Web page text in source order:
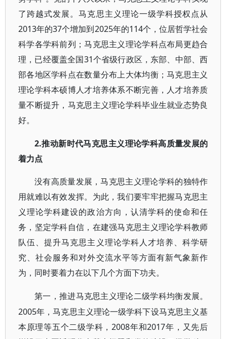
了跨越式发展。马克思主义理论一级学科授权点从
2013年的37个增加到2025年的114个，位居哲学社会
科学各学科前列；马克思主义理论学科点布局更趋合
理，已经覆盖全国31个省级行政区，东部、中部、西
部各地区学科点在数量分布上大体均衡；马克思主义
理论学科本硕博人才培养体系不断完善，人才培养质
量不断提升，马克思主义理论学科毕业生就业态势良
好。
2.推动新时代马克思主义理论学科高质量发展的
着力点
没有高质量发展，马克思主义理论学科的独特作
用就难以有效发挥。为此，我们要牢牢把握马克思主
义理论学科建设的政治方向，认清学科的使命和任
务，坚定学科自信，在建强马克思主义理论学科教师
队伍、提升马克思主义理论学科人才培养、科学研
究、社会服务和对外交流水平等方面有新气象新作
为，同时要着力在以下几个方面下功夫。
第一，推进马克思主义理论二级学科均衡发展。
2005年，马克思主义理论一级学科下设马克思主义基
本原理等五个二级学科，2008年和2017年，又先后